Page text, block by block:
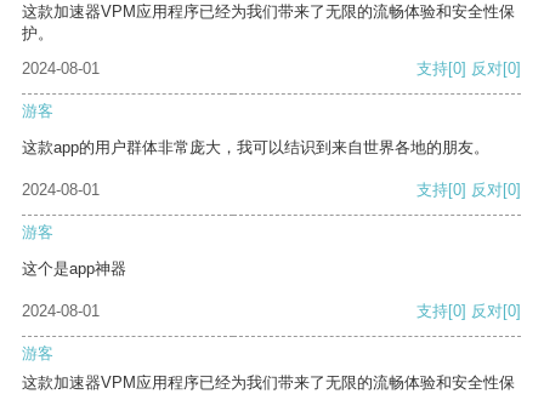
这款加速器VPM应用程序已经为我们带来了无限的流畅体验和安全性保
护。
2024-08-01
支持[0] 反对[0]
游客
这款app的用户群体非常庞大，我可以结识到来自世界各地的朋友。
2024-08-01 支持[0] 反对[0]
游客
这个是app神器
2024-08-01 支持[0] 反对[0]
游客
这款加速器VPM应用程序已经为我们带来了无限的流畅体验和安全性保